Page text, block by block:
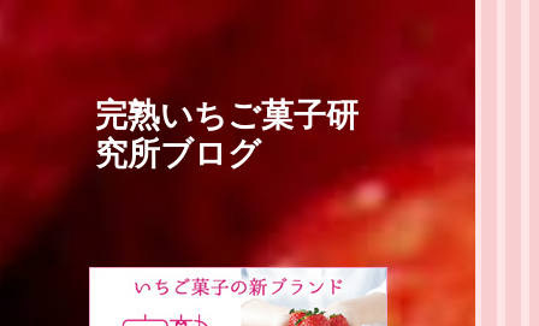
完熟いちご菓子研
究所ブログ